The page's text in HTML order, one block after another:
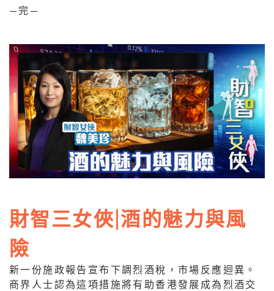
—完—
財智三女俠|酒的魅力與風
險
新一份施政報告宣布下調烈酒稅，市場反應迴異。
商界人士認為這項措施將有助香港發展成為烈酒交